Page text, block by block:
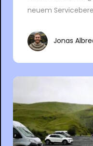
neuem
Jonas